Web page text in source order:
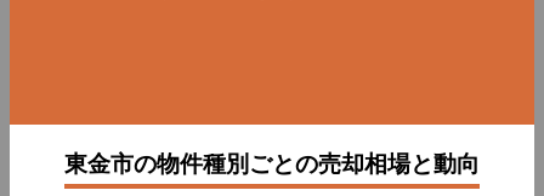
東金市の物件種別ごとの売却相場と動向